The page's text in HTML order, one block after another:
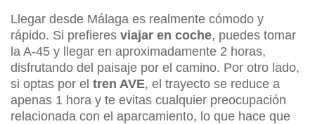
Llegar desde Málaga es realmente cómodo y
rápido. Si prefieres viajar en coche, puedes tomar
la A-45 y llegar en aproximadamente 2 horas,
disfrutando del paisaje por el camino. Por otro lado,
si optas por el tren AVE, el trayecto se reduce a
apenas 1 hora y te evitas cualquier preocupación
relacionada con el aparcamiento, lo que hace que